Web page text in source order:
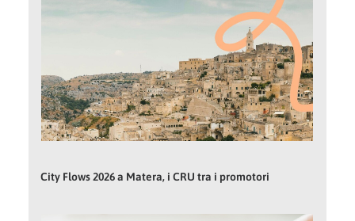
City Flows 2026 a Matera, i CRU tra i promotori